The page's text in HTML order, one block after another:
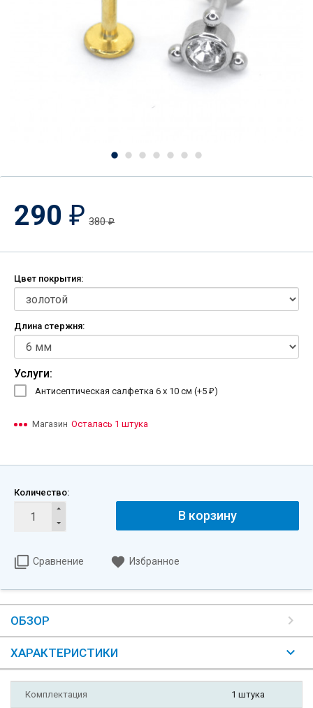
290 ₽ 380₽
Цвет покрытия:
Длина стержня:
Услуги:
Антисептическая салфетка 6 х 10 см (+5 ₽)
Магазин Осталась 1 штука
Количество:
В корзину
Сравнение Избранное
ОБЗОР
ХАРАКТЕРИСТИКИ
Комплектация 1 штука